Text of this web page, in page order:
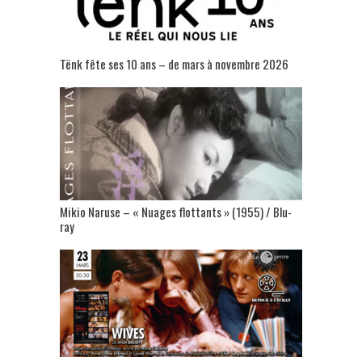
Tënk fête ses 10 ans – de mars à novembre 2026
Mikio Naruse – « Nuages flottants » (1955) / Blu-
ray